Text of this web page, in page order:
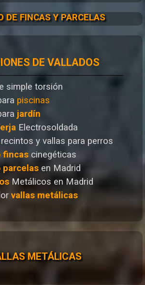
DE FINCAS Y PARCELAS
DE VALLADOS
simple torsión
piscinas
jardín
Electrosoldada
recintos y vallas para perros
fincas cinegéticas
parcelas en Madrid
Metálicos en Madrid
vallas metálicas
METÁLICAS